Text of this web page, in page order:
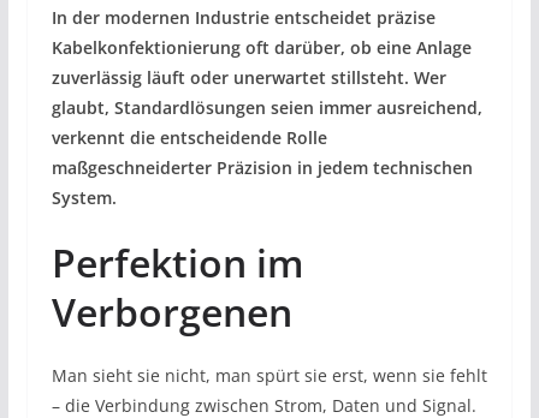
In der modernen Industrie entscheidet präzise
Kabelkonfektionierung oft darüber, ob eine Anlage
zuverlässig läuft oder unerwartet stillsteht. Wer
glaubt, Standardlösungen seien immer ausreichend,
verkennt die entscheidende Rolle
maßgeschneiderter Präzision in jedem technischen
System.
Perfektion im
Verborgenen
Man sieht sie nicht, man spürt sie erst, wenn sie fehlt
– die Verbindung zwischen Strom, Daten und Signal.